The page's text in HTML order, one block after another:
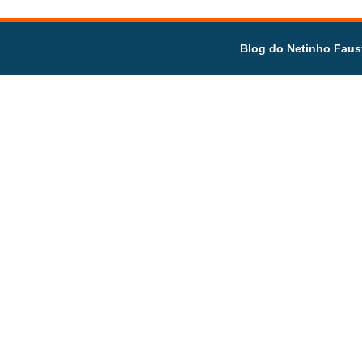
Blog do Netinho